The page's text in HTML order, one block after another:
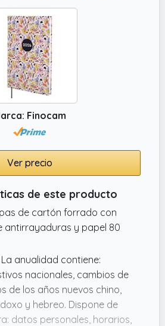
Finocam
Ver precio
de este producto
de cartón forrado con
antirrayaduras y papel 80
anualidad contiene:
nacionales, cambios de
de los años nuevos chino,
y hebreo. Dispone de
datos personales, horarios,